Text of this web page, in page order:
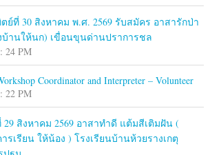
ย์ที่ 30 สิงหาคม พ.ศ. 2569 รับสมัคร อาสารักป่า
บ้านให้นก) เขื่อนขุนด่านปราการชล
24 PM
Coordinator and Interpreter – Volunteer
22 PM
29 สิงหาคม 2569 อาสาทำดี แต้มสีเติมฝัน (
เรียน ให้น้อง ) โรงเรียนบ้านห้วยรางเกตุ